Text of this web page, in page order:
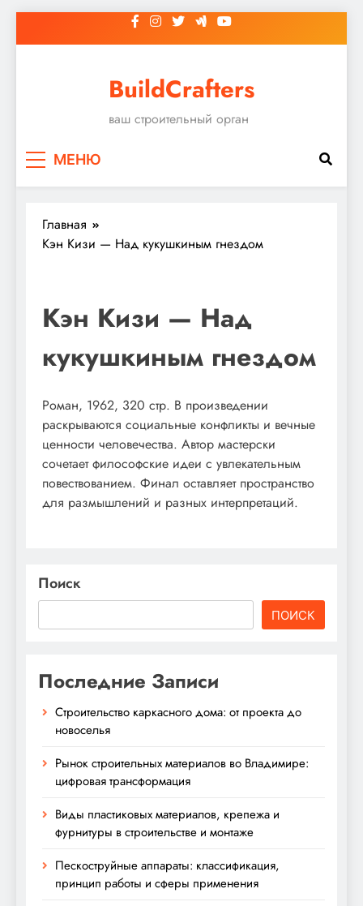
к
BuildCrafters
ваш строительный орган
МЕНЮ
Главная
Кэн Кизи — Над кукушкиным гнездом
Кэн Кизи — Над
кукушкиным гнездом
Роман, 1962, 320 стр. В произведении
раскрываются социальные конфликты и вечные
ценности человечества. Автор мастерски
сочетает философские идеи с увлекательным
повествованием. Финал оставляет пространство
для размышлений и разных интерпретаций.
Поиск
ПОИСК
Последние Записи
Строительство каркасного дома: от проекта до
новоселья
Рынок строительных материалов во Владимире:
цифровая трансформация
Виды пластиковых материалов, крепежа и
фурнитуры в строительстве и монтаже
Пескоструйные аппараты: классификация,
принцип работы и сферы применения